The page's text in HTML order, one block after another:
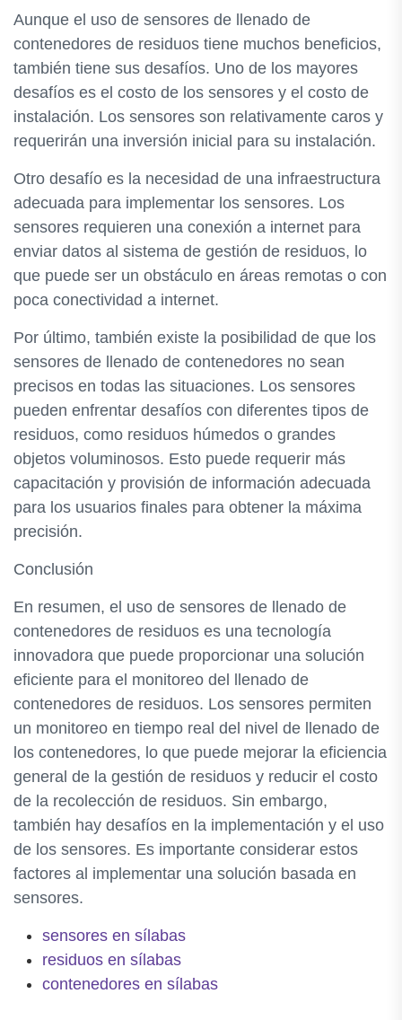
Aunque el uso de sensores de llenado de
contenedores de residuos tiene muchos beneficios,
también tiene sus desafíos. Uno de los mayores
desafíos es el costo de los sensores y el costo de
instalación. Los sensores son relativamente caros y
requerirán una inversión inicial para su instalación.
Otro desafío es la necesidad de una infraestructura
adecuada para implementar los sensores. Los
sensores requieren una conexión a internet para
enviar datos al sistema de gestión de residuos, lo
que puede ser un obstáculo en áreas remotas o con
poca conectividad a internet.
Por último, también existe la posibilidad de que los
sensores de llenado de contenedores no sean
precisos en todas las situaciones. Los sensores
pueden enfrentar desafíos con diferentes tipos de
residuos, como residuos húmedos o grandes
objetos voluminosos. Esto puede requerir más
capacitación y provisión de información adecuada
para los usuarios finales para obtener la máxima
precisión.
Conclusión
En resumen, el uso de sensores de llenado de
contenedores de residuos es una tecnología
innovadora que puede proporcionar una solución
eficiente para el monitoreo del llenado de
contenedores de residuos. Los sensores permiten
un monitoreo en tiempo real del nivel de llenado de
los contenedores, lo que puede mejorar la eficiencia
general de la gestión de residuos y reducir el costo
de la recolección de residuos. Sin embargo,
también hay desafíos en la implementación y el uso
de los sensores. Es importante considerar estos
factores al implementar una solución basada en
sensores.
sensores en sílabas
residuos en sílabas
contenedores en sílabas